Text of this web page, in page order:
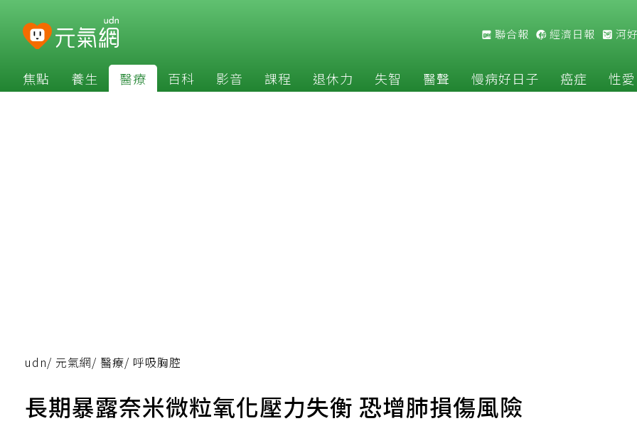
聯合報 經濟日報 河
焦點 養生 醫療 百科 影音 課程 退休力 失智 醫聲 慢病好日子 癌症 性愛
udn/ 元氣網/ 醫療/ 呼吸胸腔
長期暴露奈米微粒氧化壓力失衡 恐增肺損傷風險